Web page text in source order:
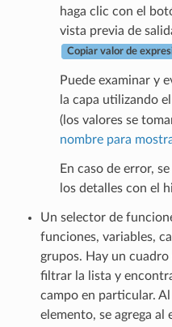
haga clic con el
vista previa de
Copiar valor de
Puede examinar y
la capa utilizando
(los valores se
nombre para
En caso de error,
los detalles con el
Un selector de
funciones, variables,
grupos. Hay un
filtrar la lista y
campo en particular.
elemento, se agrega al